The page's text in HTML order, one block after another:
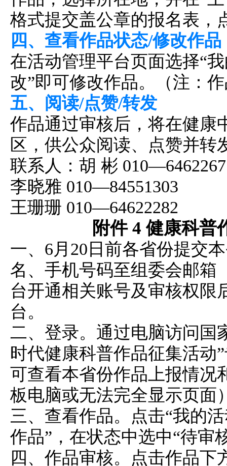
格式提交盖公章的报名表，
四、查看作品状态/修改作品
在活动管理平台页面选择“
改”即可修改作品。（注：
五、阅读/点赞/转发
作品通过审核后，将在健康
区，供公众阅读、点赞并转
联系人：胡 彬
李晓雅 010—84551303
王珊珊 010—64622282
附件 4 健康科普
一、6月20日前各省份提交
名、手机号码至组委会邮箱
台开通相关账号及审核权限
台。
二、登录。通过电脑访问国
时代健康科普作品征集活动
可查看本省份作品上报情况
板电脑或无法完全显示页面
三、查看作品。点击“我的
作品”，在状态中选中“待审
四、作品审核。点击作品下